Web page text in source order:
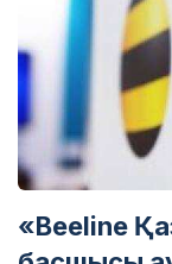
«Beeline